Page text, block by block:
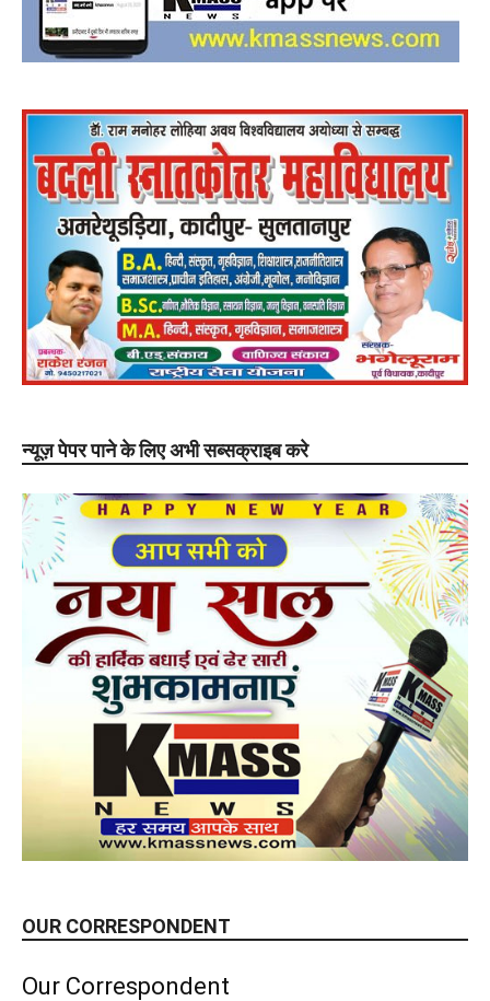
न्यूज़ पेपर पाने के लिए अभी सब्सक्राइब करे
OUR CORRESPONDENT
Our Correspondent